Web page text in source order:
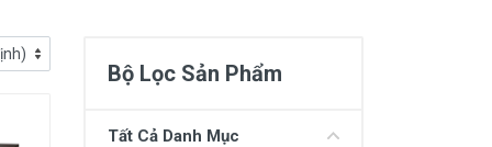
Bộ Lọc Sản Phẩm
Tất Cả Danh Mục